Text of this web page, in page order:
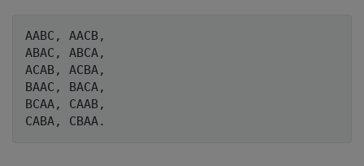
AABC, AACB,
ABAC, ABCA,
ACAB, ACBA,
BAAC, BACA,
BCAA, CAAB,